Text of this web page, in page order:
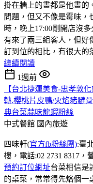
掛在牆上的畫都是他畫的
問題，但又不像是霉味，
時，晚上17:00剛開店沒
有來了兩三組客人，但好
訂到位的相比，有很大的
繼續閱讀
1週前
【台北捷運美食-忠孝敦
轉.櫻桃片皮鴨/火焰豬腱
典台菜蒜味龍蝦粉絲
中式餐館 國內旅遊
四味軒(官方fb粉絲團):臺
樓，電話:02 2731 8317，
預約訂位網址台菜相信是
的桌菜，常常得先烙個一